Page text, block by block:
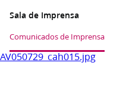
Sala de Imprensa
Comunicados de Imprensa
AV050729_cah015.jpg